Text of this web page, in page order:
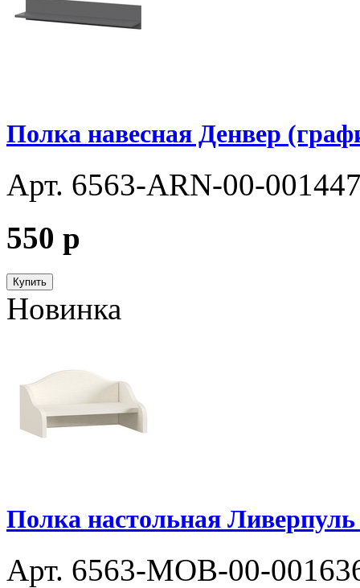
Полка навесная Денвер
Арт. 6563-ARN-00-
550 p
Купить
Новинка
Полка настольная
Арт. 6563-MOB-00-